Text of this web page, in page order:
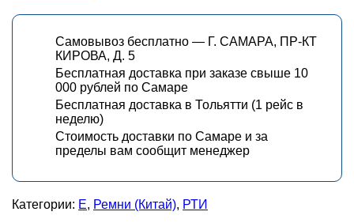
Самовывоз бесплатно — Г. САМАРА, ПР-КТ
КИРОВА, Д. 5
Бесплатная доставка при заказе свыше 10
000 рублей по Самаре
Бесплатная доставка в Тольятти (1 рейс в
неделю)
Стоимость доставки по Самаре и за
пределы вам сообщит менеджер
Категории: Е, Ремни (Китай), РТИ